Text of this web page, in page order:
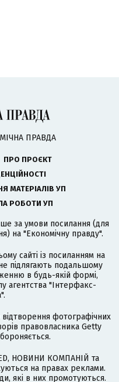
ПРАВДА
ПРО ПРОЄКТ
МАТЕРІАЛІВ УП
РОБОТИ УП
за умови посилання (для
на "Економічну правду".
сайті із посиланням на
підлягають подальшому
в будь-якій формі,
агентства "Інтерфакс-
фотографічних
правовласника Getty
НОВИНИ КОМПАНІЙ та
на правах реклами.
які в них промотуються.